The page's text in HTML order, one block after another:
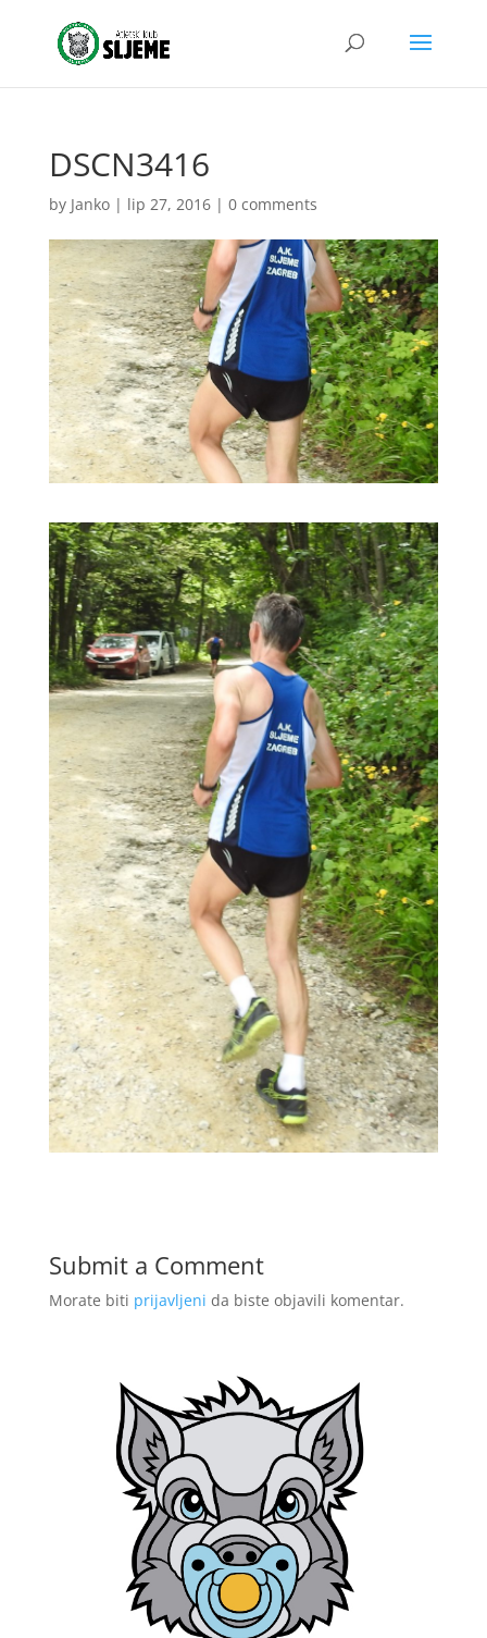
DSCN3416
by Janko| lip 27, 2016| 0 comments
Submit a Comment
Morate biti prijavljeni da biste objavili komentar.